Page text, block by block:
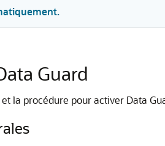
Guard
la procédure pour activer Data